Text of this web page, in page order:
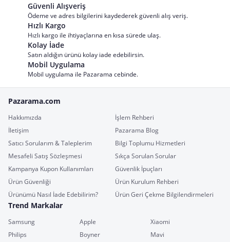
Güvenli Alışveriş
Ödeme ve adres bilgilerini kaydederek güvenli alış veriş.
Hızlı Kargo
Hızlı kargo ile ihtiyaçlarına en kısa sürede ulaş.
Kolay İade
Satın aldığın ürünü kolay iade edebilirsin.
Mobil Uygulama
Mobil uygulama ile Pazarama cebinde.
Pazarama.com
Hakkımızda
İşlem Rehberi
İletişim
Pazarama Blog
Satıcı Sorularım & Taleplerim
Bilgi Toplumu Hizmetleri
Mesafeli Satış Sözleşmesi
Sıkça Sorulan Sorular
Kampanya Kupon Kullanımları
Güvenlik İpuçları
Ürün Güvenliği
Ürün Kurulum Rehberi
Ürünümü Nasıl İade Edebilirim?
Ürün Geri Çekme Bilgilendirmeleri
Trend Markalar
Samsung Apple
Xiaomi
Philips
Boyner
Mavi